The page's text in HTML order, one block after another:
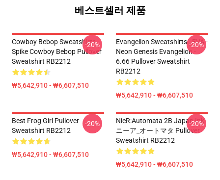
베스트셀러 제품
Cowboy Bebop Sweatshirts -
Spike Cowboy Bebop Pullover
Sweatshirt RB2212
₩5,642,910 - ₩6,607,510
-20%
Evangelion Sweatshirts - EVA -
Neon Genesis Evangelion -
6.66 Pullover Sweatshirt
RB2212
₩5,642,910 - ₩6,607,510
-20%
Best Frog Girl Pullover
Sweatshirt RB2212
₩5,642,910 - ₩6,607,510
-20%
NieR:Automata 2B Japan Ink
ニーア_オートマタ Pullover
Sweatshirt RB2212
₩5,642,910 - ₩6,607,510
-20%